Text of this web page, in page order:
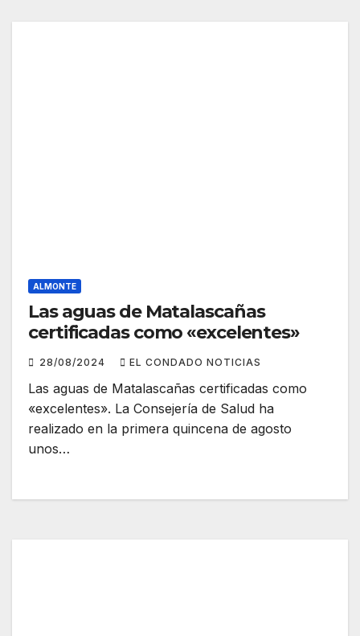
ALMONTE
Las aguas de Matalascañas
certificadas como «excelentes»
28/08/2024 EL CONDADO NOTICIAS
Las aguas de Matalascañas certificadas como
«excelentes». La Consejería de Salud ha
realizado en la primera quincena de agosto
unos…